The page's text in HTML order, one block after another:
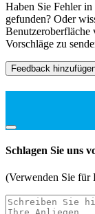
Haben Sie Fehler
gefunden? Oder
Benutzeroberfläche
Vorschläge zu
Feedback
Schlagen Sie uns
(Verwenden Sie für